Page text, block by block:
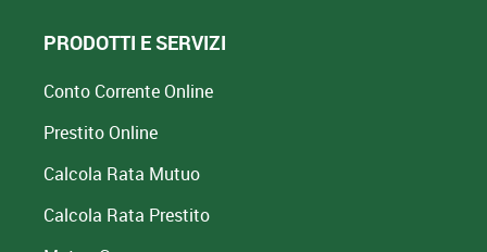
PRODOTTI E SERVIZI
Conto Corrente Online
Prestito Online
Calcola Rata Mutuo
Calcola Rata Prestito